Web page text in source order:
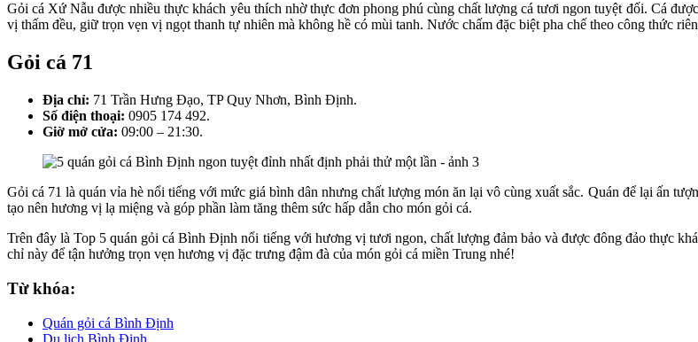
Gỏi cá Xứ Nẫu được nhiều thực khách yêu thích nhờ thực đơn phong phú cùng chất lượng cá tươi ngon tuyệt đối. Cá
vị thấm đều, giữ trọn vẹn vị ngọt thanh tự nhiên mà không hề có mùi tanh. Nước chấm đặc biệt pha chế theo công thức
Gỏi cá 71
Địa chỉ: 71 Trần Hưng Đạo, TP Quy Nhơn, Bình Định.
Số điện thoại: 0905 174 492.
Giờ mở cửa: 09:00 – 21:30.
Gỏi cá 71 là quán vỉa hè nổi tiếng với mức giá bình dân nhưng chất lượng món ăn lại vô cùng xuất sắc. Quán để lại ấn
tạo nên hương vị lạ miệng và góp phần làm tăng thêm sức hấp dẫn cho món gỏi cá.
Trên đây là Top 5 quán gỏi cá Bình Định nổi tiếng với hương vị tươi ngon, chất lượng đảm bảo và được đông đảo thực
chỉ này để tận hưởng trọn vẹn hương vị đặc trưng đậm đà của món gỏi cá miền Trung nhé!
Từ khóa:
Quán gỏi cá Bình Định
Du lịch Bình Định